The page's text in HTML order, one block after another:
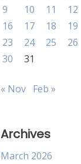
9
10 11 12
16
17 18 19
23
24 25 26
30
31
« Nov Feb »
Archives
March 2026